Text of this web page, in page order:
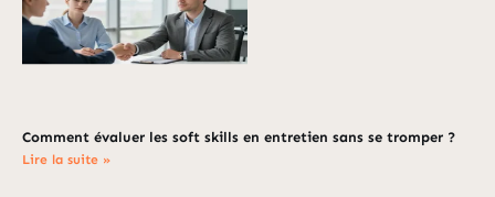
Comment évaluer les soft skills en entretien sans se tromper ?
Lire la suite »